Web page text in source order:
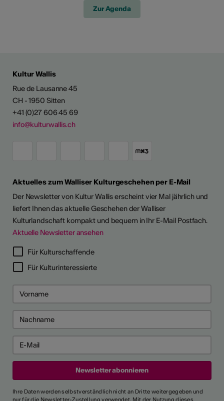
Zur Agenda
Kultur Wallis
Rue de Lausanne 45
CH - 1950 Sitten
+41 (0)27 606 45 69
info@kulturwallis.ch
Aktuelles zum Walliser Kulturgeschehen per E-Mail
Der Newsletter von Kultur Wallis erscheint vier Mal jährlich und
liefert Ihnen das aktuelle Geschehen der Walliser
Kulturlandschaft kompakt und bequem in Ihr E-Mail Postfach.
Aktuelle Newsletter ansehen
Für Kulturschaffende
Für Kulturinteressierte
Ihre Daten werden selbstverständlich nicht an Dritte weitergegeben und
nur für die Newsletter-Zustellung verwendet. Mit der Nutzung dieses